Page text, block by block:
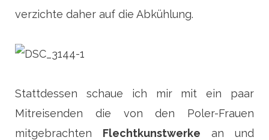
verzichte daher auf die Abkühlung.
Stattdessen schaue ich mir mit ein paar
Mitreisenden die von den Poler-Frauen
mitgebrachten Flechtkunstwerke an und